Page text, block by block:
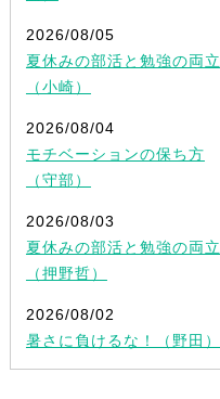
2026/08/05
夏休みの部活と勉強の両立
（小崎）
2026/08/04
モチベーションの保ち方
（守部）
2026/08/03
夏休みの部活と勉強の両立
（押野哲）
2026/08/02
暑さに負けるな！（野田）